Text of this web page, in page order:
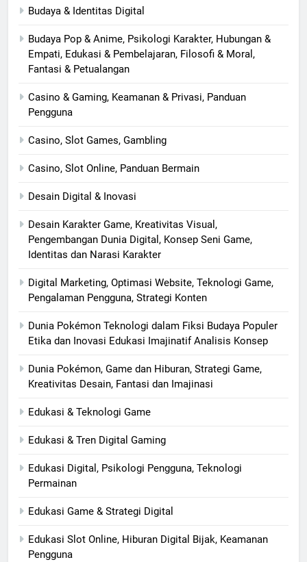
Budaya & Identitas Digital
Budaya Pop & Anime, Psikologi Karakter, Hubungan &
Empati, Edukasi & Pembelajaran, Filosofi & Moral,
Fantasi & Petualangan
Casino & Gaming, Keamanan & Privasi, Panduan
Pengguna
Casino, Slot Games, Gambling
Casino, Slot Online, Panduan Bermain
Desain Digital & Inovasi
Desain Karakter Game, Kreativitas Visual,
Pengembangan Dunia Digital, Konsep Seni Game,
Identitas dan Narasi Karakter
Digital Marketing, Optimasi Website, Teknologi Game,
Pengalaman Pengguna, Strategi Konten
Dunia Pokémon Teknologi dalam Fiksi Budaya Populer
Etika dan Inovasi Edukasi Imajinatif Analisis Konsep
Dunia Pokémon, Game dan Hiburan, Strategi Game,
Kreativitas Desain, Fantasi dan Imajinasi
Edukasi & Teknologi Game
Edukasi & Tren Digital Gaming
Edukasi Digital, Psikologi Pengguna, Teknologi
Permainan
Edukasi Game & Strategi Digital
Edukasi Slot Online, Hiburan Digital Bijak, Keamanan
Pengguna